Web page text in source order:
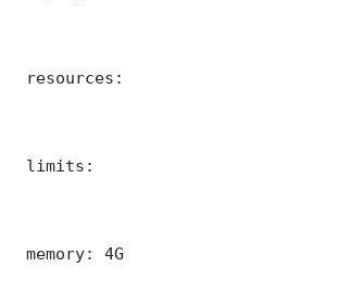
resources:
limits:
memory: 4G